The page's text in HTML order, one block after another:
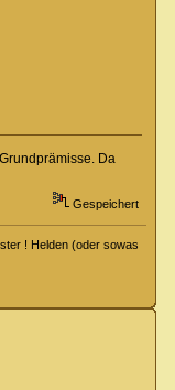
Da
Gespeichert
! Helden (oder sowas